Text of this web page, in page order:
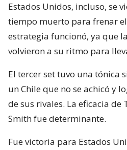
Estados Unidos, incluso, se
tiempo muerto para frenar
estrategia funcionó, ya que
volvieron a su ritmo para
El tercer set tuvo una tónica
un Chile que no se achicó y
de sus rivales. La eficacia de
Smith fue determinante.
Fue victoria para Estados